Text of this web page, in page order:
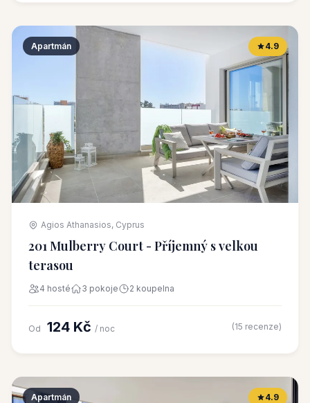
Apartmán 4.9
Agios Athanasios, Cyprus
201 Mulberry Court - Příjemný s velkou
terasou
4 hosté 3 pokoje 2 koupelna
Od 124 Kč / noc (15 recenze)
Apartmán 4.9